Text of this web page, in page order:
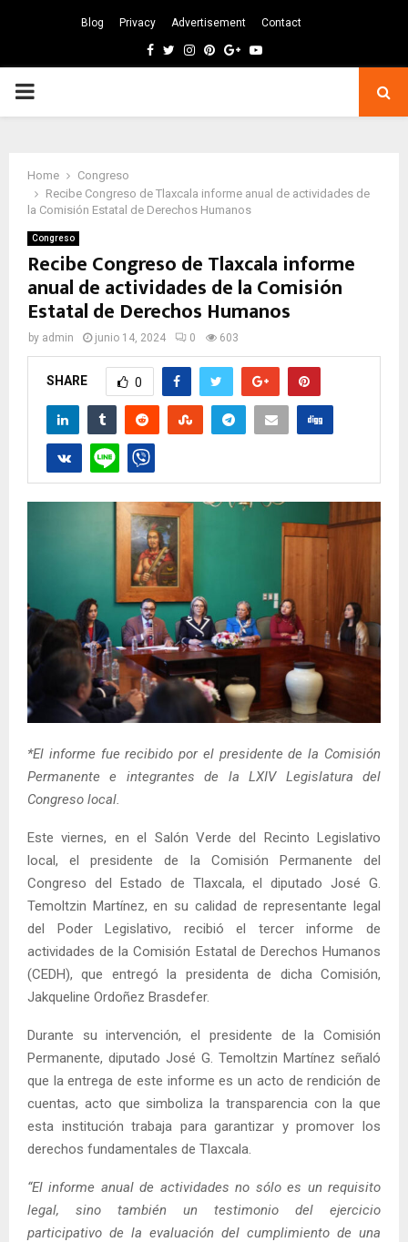
Blog Privacy Advertisement Contact
Facebook
TwitterInstagram
Pinterest
GoogleYoutube
PRIMARY
Home
Congreso
Recibe Congreso de Tlaxcala informe anual de actividades de
la Comisión Estatal de Derechos Humanos
Congreso
Recibe Congreso de Tlaxcala informe
anual de actividades de la Comisión
Estatal de Derechos Humanos
by admin junio 14, 2024 0 603
SHARE 0
*El informe fue recibido por el presidente de la Comisión
Permanente e integrantes de la LXIV Legislatura del
Congreso local.
Este viernes, en el Salón Verde del Recinto Legislativo
local, el presidente de la Comisión Permanente del
Congreso del Estado de Tlaxcala, el diputado José G.
Temoltzin Martínez, en su calidad de representante legal
del Poder Legislativo, recibió el tercer informe de
actividades de la Comisión Estatal de Derechos Humanos
(CEDH), que entregó la presidenta de dicha Comisión,
Jakqueline Ordoñez Brasdefer.
Durante su intervención, el presidente de la Comisión
Permanente, diputado José G. Temoltzin Martínez señaló
que la entrega de este informe es un acto de rendición de
cuentas, acto que simboliza la transparencia con la que
esta institución trabaja para garantizar y promover los
derechos fundamentales de Tlaxcala.
“El informe anual de actividades no sólo es un requisito
legal, sino también un testimonio del ejercicio
participativo de la evaluación del cumplimiento de una